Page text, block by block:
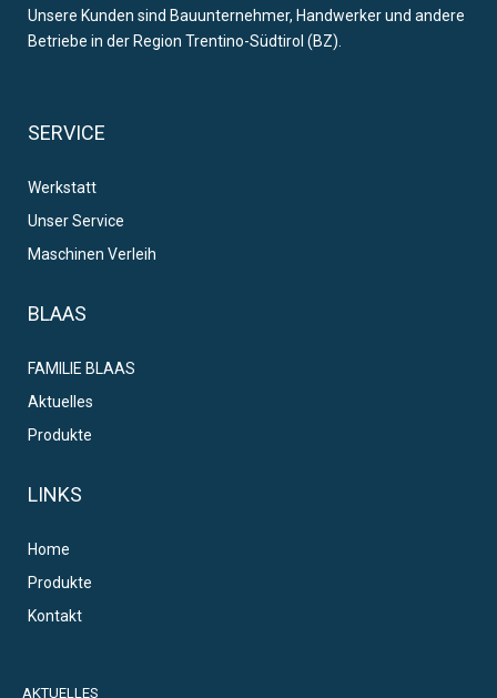
Unsere Kunden sind Bauunternehmer, Handwerker und andere
Betriebe in der Region Trentino-Südtirol (BZ).
SERVICE
Werkstatt
Unser Service
Maschinen Verleih
BLAAS
FAMILIE BLAAS
Aktuelles
Produkte
LINKS
Home
Produkte
Kontakt
AKTUELLES